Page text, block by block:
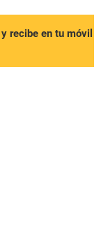
recibe en tu móvil